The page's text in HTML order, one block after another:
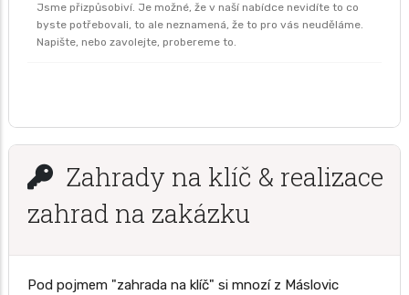
Jsme přizpůsobiví. Je možné, že v naší nabídce nevidíte to co
byste potřebovali, to ale neznamená, že to pro vás neuděláme.
Napište, nebo zavolejte, probereme to.
Zahrady na klíč & realizace
zahrad na zakázku
Pod pojmem "zahrada na klíč" si mnozí z Máslovic